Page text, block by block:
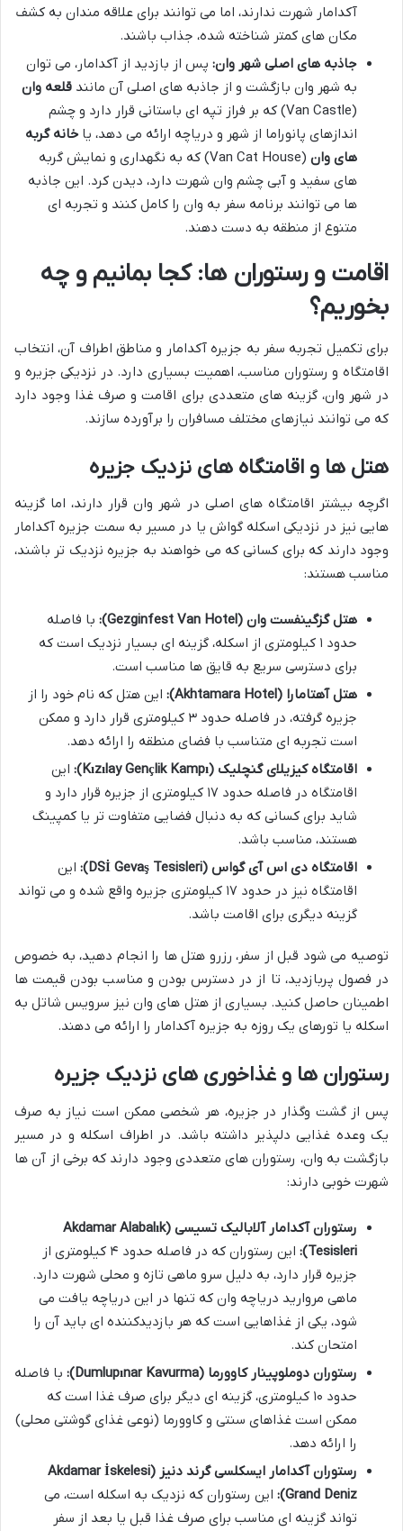
آکدامار شهرت ندارند، اما می توانند برای علاقه مندان به کشف
مکان های کمتر شناخته شده، جذاب باشند.
جاذبه های اصلی شهر وان: پس از بازدید از آکدامار، می توان
به شهر وان بازگشت و از جاذبه های اصلی آن مانند قلعه وان
(Van Castle) که بر فراز تپه ای باستانی قرار دارد و چشم
اندازهای پانوراما از شهر و دریاچه ارائه می دهد، یا خانه گربه
های وان
(Van Cat House) که به نگهداری و نمایش گربه
های سفید و آبی چشم وان شهرت دارد، دیدن کرد. این جاذبه
ها می توانند برنامه سفر به وان را کامل کنند و تجربه ای
متنوع از منطقه به دست دهند.
اقامت و رستوران ها: کجا بمانیم و چه
بخوریم؟
برای تکمیل تجربه سفر به جزیره آکدامار و مناطق اطراف آن، انتخاب
اقامتگاه و رستوران مناسب، اهمیت بسیاری دارد. در نزدیکی جزیره و
در شهر وان، گزینه های متعددی برای اقامت و صرف غذا وجود دارد
که می توانند نیازهای مختلف مسافران را برآورده سازند.
هتل ها و اقامتگاه های نزدیک جزیره
اگرچه بیشتر اقامتگاه های اصلی در شهر وان قرار دارند، اما گزینه
هایی نیز در نزدیکی اسکله گواش یا در مسیر به سمت جزیره آکدامار
وجود دارند که برای کسانی که می خواهند به جزیره نزدیک تر باشند،
مناسب هستند:
هتل گزگینفست وان (Gezginfest Van Hotel):
با فاصله
حدود ۱ کیلومتری از اسکله، گزینه ای بسیار نزدیک است که
برای دسترسی سریع به قایق ها مناسب است.
هتل آهتامارا (Akhtamara Hotel):
این هتل که نام خود را از
جزیره گرفته، در فاصله حدود ۳ کیلومتری قرار دارد و ممکن
است تجربه ای متناسب با فضای منطقه را ارائه دهد.
اقامتگاه کیزیلای گنچلیک (Kızılay Gençlik Kampı):
این
اقامتگاه در فاصله حدود ۱۷ کیلومتری از جزیره قرار دارد و
شاید برای کسانی که به دنبال فضایی متفاوت تر یا کمپینگ
هستند، مناسب باشد.
اقامتگاه دی اس آی گواس (DSİ Gevaş Tesisleri):
این
اقامتگاه نیز در حدود ۱۷ کیلومتری جزیره واقع شده و می تواند
گزینه دیگری برای اقامت باشد.
توصیه می شود قبل از سفر، رزرو هتل ها را انجام دهید، به خصوص
در فصول پربازدید، تا از در دسترس بودن و مناسب بودن قیمت ها
اطمینان حاصل کنید. بسیاری از هتل های وان نیز سرویس شاتل به
اسکله یا تورهای یک روزه به جزیره آکدامار را ارائه می دهند.
رستوران ها و غذاخوری های نزدیک جزیره
پس از گشت وگذار در جزیره، هر شخصی ممکن است نیاز به صرف
یک وعده غذایی دلپذیر داشته باشد. در اطراف اسکله و در مسیر
بازگشت به وان، رستوران های متعددی وجود دارند که برخی از آن ها
شهرت خوبی دارند:
رستوران آکدامار آلابالیک تسیسی (Akdamar Alabalık
Tesisleri):
این رستوران که در فاصله حدود ۴ کیلومتری از
جزیره قرار دارد، به دلیل سرو ماهی تازه و محلی شهرت دارد.
ماهی مروارید دریاچه وان که تنها در این دریاچه یافت می
شود، یکی از غذاهایی است که هر بازدیدکننده ای باید آن را
امتحان کند.
رستوران دوملوپینار کاوورما (Dumlupınar Kavurma):
با فاصله
حدود ۱۰ کیلومتری، گزینه ای دیگر برای صرف غذا است که
ممکن است غذاهای سنتی و کاوورما (نوعی غذای گوشتی محلی)
را ارائه دهد.
رستوران آکدامار ایسکلسی گرند دنیز (Akdamar İskelesi
Grand Deniz):
این رستوران که نزدیک به اسکله است، می
تواند گزینه ای مناسب برای صرف غذا قبل یا بعد از سفر